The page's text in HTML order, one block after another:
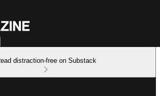
distraction-free on Substack